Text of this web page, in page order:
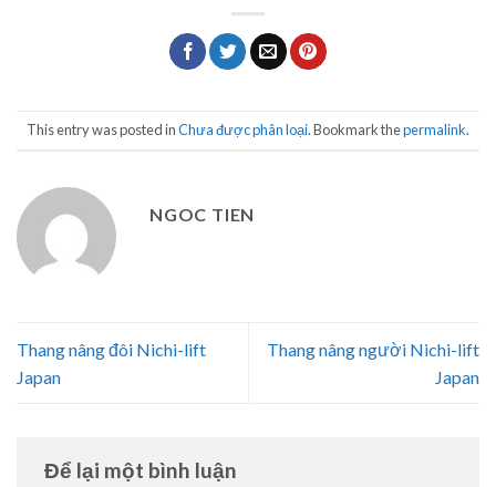
This entry was posted inChưa được phân loại. Bookmark thepermalink.
NGOC TIEN
Thang nâng đôi Nichi-lift
Japan
Thang nâng người Nichi-lift
Japan
Để lại một bình luận